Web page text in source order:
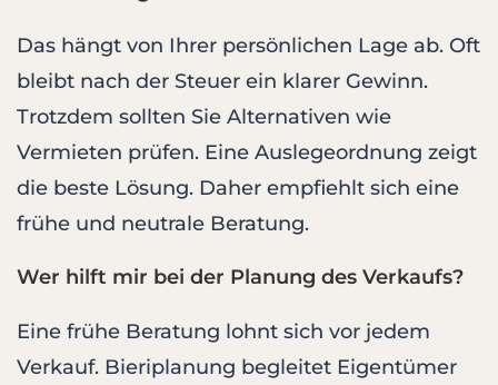
Das hängt von Ihrer persönlichen Lage ab. Oft
bleibt nach der Steuer ein klarer Gewinn.
Trotzdem sollten Sie Alternativen wie
Vermieten prüfen. Eine Auslegeordnung zeigt
die beste Lösung. Daher empfiehlt sich eine
frühe und neutrale Beratung.
Wer hilft mir bei der Planung des Verkaufs?
Eine frühe Beratung lohnt sich vor jedem
Verkauf. Bieriplanung begleitet Eigentümer